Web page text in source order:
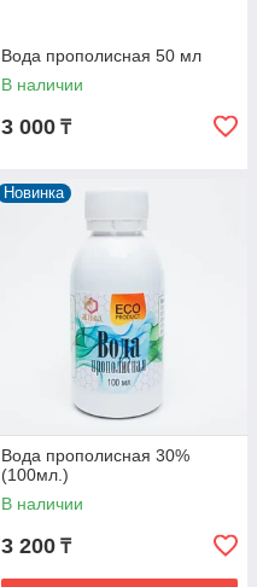
Вода прополисная 50 мл
В наличии
3 000 ₸
Новинка
Вода прополисная 30%
(100мл.)
В наличии
3 200 ₸